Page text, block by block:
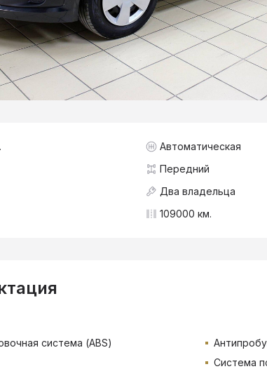
Автоматическая
Передний
Два владельца
109000 км.
система (ABS)
Система